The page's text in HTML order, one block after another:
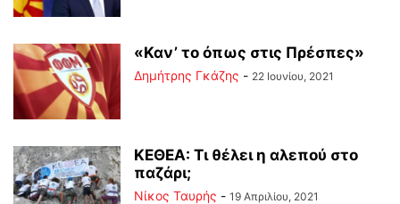
«Καν’ το όπως στις Πρέσπες»
Δημήτρης Γκάζης - 22 Ιουνίου, 2021
ΚΕΘΕΑ: Τι θέλει η αλεπού στο
παζάρι;
Νίκος Ταυρής - 19 Απριλίου, 2021